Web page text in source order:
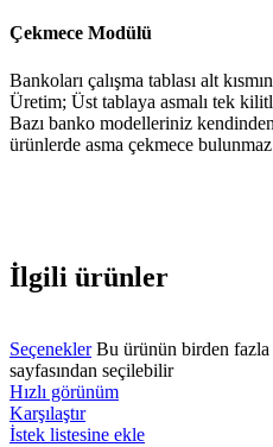
Çekmece Modülü
Bankoları çalışma tablası alt
Üretim; Üst tablaya asmalı tek
Bazı banko modelleriniz
ürünlerde asma çekmece
İlgili ürünler
Seçenekler Bu ürünün birden
sayfasından seçilebilir
Hızlı görünüm
Karşılaştır
İstek listesine ekle